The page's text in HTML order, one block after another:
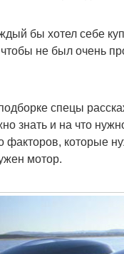
бы хотел себе
не был очень
спецы
знать и на что
факторов, которые
мотор.